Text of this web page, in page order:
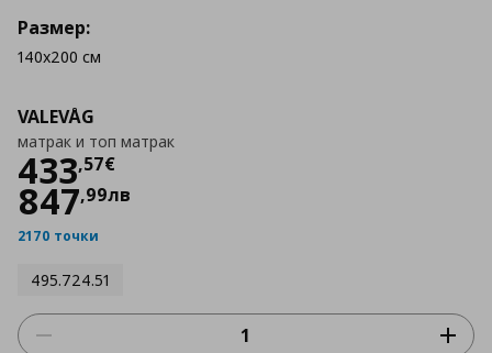
VALEVÅG
матрак и топ матрак
433,57€
Цена
847,99лв
2170 точки
495.724.51
Размер:
140x200 см